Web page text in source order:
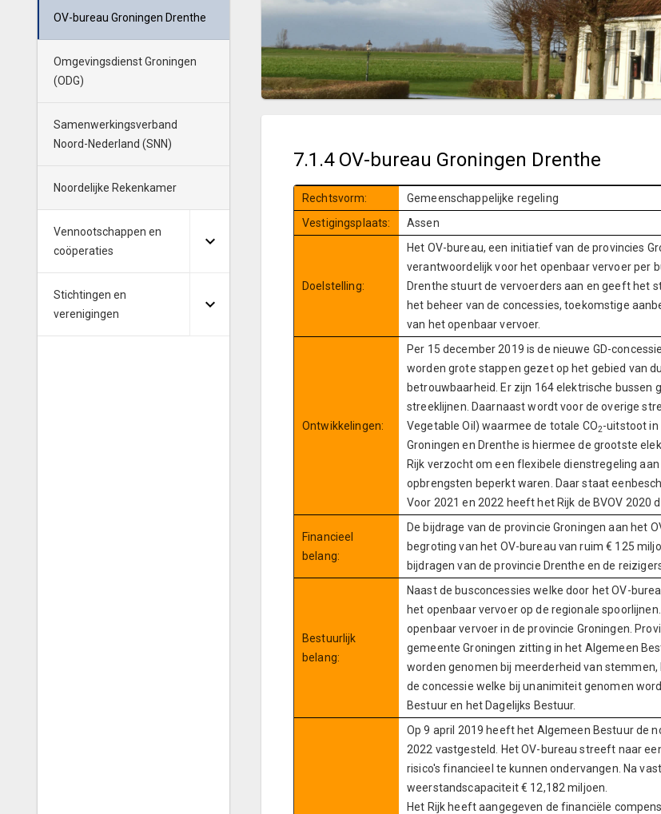
OV-bureau Groningen Drenthe
Omgevingsdienst Groningen
(ODG)
Samenwerkingsverband
Noord-Nederland (SNN)
Noordelijke Rekenkamer
Vennootschappen en
coöperaties
Stichtingen en
verenigingen
7.1.4 OV-bureau Groningen Drenthe
Rechtsvorm:
Gemeenschappelijke regeling
Vestigingsplaats:
Assen
Doelstelling:
Het OV-bureau, een initiatief van de provincies
verantwoordelijk voor het openbaar vervoer per
Drenthe stuurt de vervoerders aan en geeft het
het beheer van de concessies, toekomstige
van het openbaar vervoer.
Ontwikkelingen:
Per 15 december 2019 is de nieuwe GD-
worden grote stappen gezet op het gebied van
betrouwbaarheid. Er zijn 164 elektrische bussen
streeklijnen. Daarnaast wordt voor de overige
Vegetable Oil) waarmee de totale CO2-uitstoot in
Groningen en Drenthe is hiermee de grootste
Rijk verzocht om een flexibele dienstregeling
opbrengsten beperkt waren. Daar staat een
Voor 2021 en 2022 heeft het Rijk de BVOV 2020
Financieel
belang:
De bijdrage van de provincie Groningen aan het
begroting van het OV-bureau van ruim € 125
bijdragen van de provincie Drenthe en de
Bestuurlijk
belang:
Naast de busconcessies welke door het OV-
het openbaar vervoer op de regionale
openbaar vervoer in de provincie Groningen.
gemeente Groningen zitting in het Algemeen
worden genomen bij meerderheid van
de concessie welke bij unanimiteit genomen
Bestuur en het Dagelijks Bestuur.
Op 9 april 2019 heeft het Algemeen Bestuur de
2022 vastgesteld. Het OV-bureau streeft naar
risico's financieel te kunnen ondervangen. Na
weerstandscapaciteit € 12,182 miljoen.
Het Rijk heeft aangegeven de financiële